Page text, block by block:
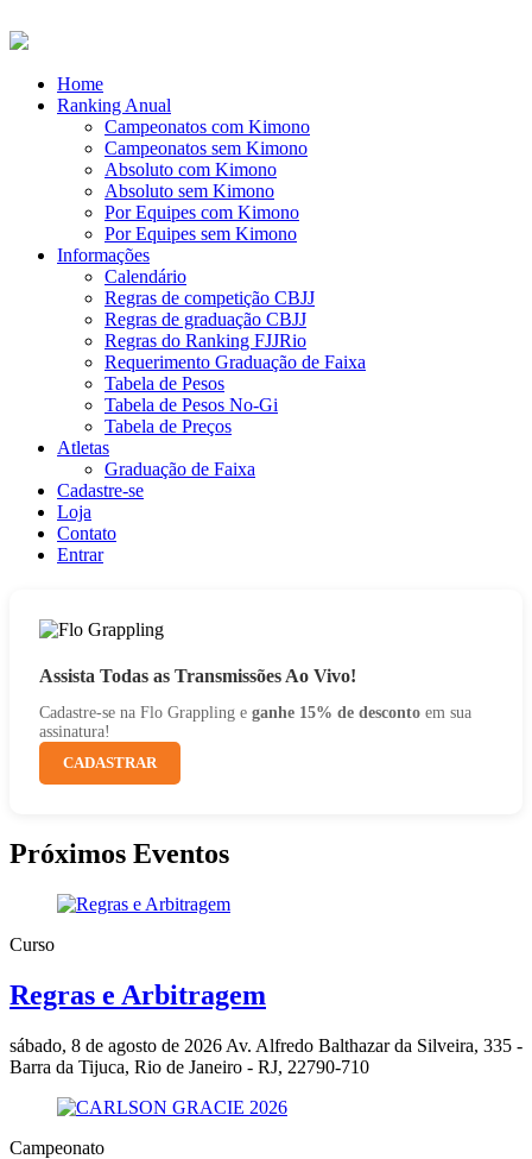
Home
Ranking Anual
Campeonatos com Kimono
Campeonatos sem Kimono
Absoluto com Kimono
Absoluto sem Kimono
Por Equipes com Kimono
Por Equipes sem Kimono
Informações
Calendário
Regras de competição CBJJ
Regras de graduação CBJJ
Regras do Ranking FJJRio
Requerimento Graduação de Faixa
Tabela de Pesos
Tabela de Pesos No-Gi
Tabela de Preços
Atletas
Graduação de Faixa
Cadastre-se
Loja
Contato
Entrar
Assista Todas as Transmissões Ao Vivo!
Cadastre-se na Flo Grappling e ganhe 15% de desconto em sua
assinatura!
CADASTRAR
Próximos Eventos
Curso
Regras e Arbitragem
sábado, 8 de agosto de 2026 Av. Alfredo Balthazar da Silveira, 335 -
Barra da Tijuca, Rio de Janeiro - RJ, 22790-710
Campeonato